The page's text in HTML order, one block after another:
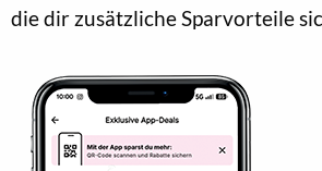
die dir zusätzliche Sparvorteile